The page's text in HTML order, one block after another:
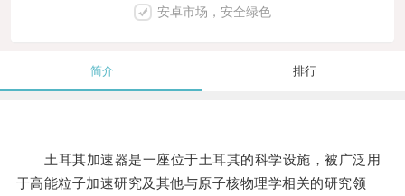
安卓市场，安全绿色
简介 排行
土耳其加速器是一座位于土耳其的科学设施，被广泛用
于高能粒子加速研究及其他与原子核物理学相关的研究领